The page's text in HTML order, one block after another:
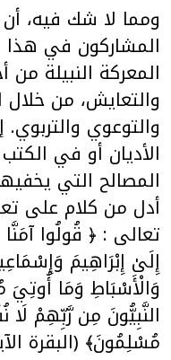
ومما لا شك فيه،
المشاركون في
المعركة النبيلة
والتعايش، من
والتوعوي
الأديان أو في
المصالح التي
أدل من كلام على
تعالى : ﴿ قُولُوا آمَنَّا
إِلَىٰ إِبْرَاهِيمَ
وَالْأَسْبَاطِ وَمَا
النَّبِيُّونَ مِن رَّبِّهِمْ
مُسْلِمُونَ﴾ (البقرة الآية